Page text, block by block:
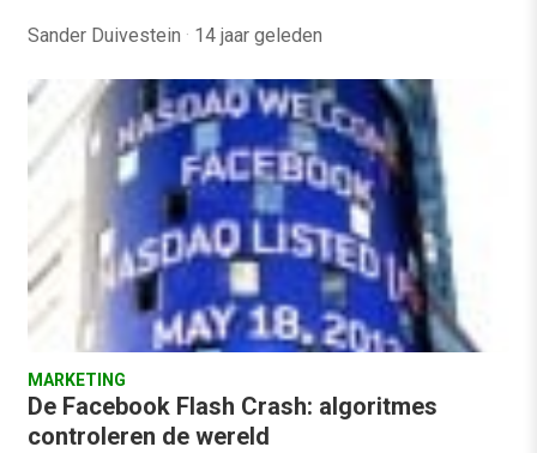
Sander Duivestein · 14 jaar geleden
MARKETING
De Facebook Flash Crash: algoritmes
controleren de wereld